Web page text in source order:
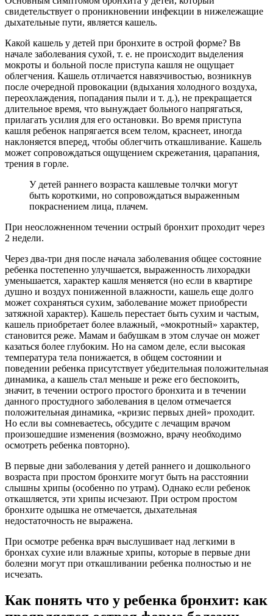
свидетельствует о проникновении инфекции в нижележащие
дыхательные пути, является кашель.
Какой кашель у детей при бронхите в острой форме? Вв
начале заболевания сухой, т. е. не происходит выделения
мокроты и больной после приступа кашля не ощущает
облегчения. Кашель отличается навязчивостью, возникнув
после очередной провокации (вдыхания холодного воздуха,
переохлаждения, попадания пыли и т. д.), не прекращается
длительное время, что вынуждает больного напрягаться,
прилагать усилия для его остановки. Во время приступа
кашля ребенок напрягается всем телом, краснеет, иногда
наклоняется вперед, чтобы облегчить откашливание. Кашель
может сопровождаться ощущением скрежетания, царапания,
трения в горле.
У детей раннего возраста кашлевые толчки могут
быть короткими, но сопровождаться выраженным
покраснением лица, плачем.
При неосложненном течении острый бронхит проходит через
2 недели.
Через два-три дня после начала заболевания общее состояние
ребенка постепенно улучшается, выраженность лихорадки
уменьшается, характер кашля меняется (но если в квартире
душно и воздух пониженной влажности, кашель еще долго
может сохраняться сухим, заболевание может приобрести
затяжной характер). Кашель перестает быть сухим и частым,
кашель приобретает более влажный, «мокротный» характер,
становится реже. Мамам и бабушкам в этом случае он может
казаться более глубоким. Но на самом деле, если высокая
температура тела понижается, в общем состоянии и
поведении ребенка присутствует убедительная положительная
динамика, а кашель стал меньше и реже его беспокоить,
значит, в течении острого простого бронхита и в течении
данного простудного заболевания в целом отмечается
положительная динамика, «кризис первых дней» проходит.
Но если вы сомневаетесь, обсудите с лечащим врачом
произошедшие изменения (возможно, врачу необходимо
осмотреть ребенка повторно).
В первые дни заболевания у детей раннего и дошкольного
возраста при простом бронхите могут быть на расстоянии
слышны хрипы (особенно по утрам). Однако если ребенок
откашляется, эти хрипы исчезают. При остром простом
бронхите одышка не отмечается, дыхательная
недостаточность не выражена.
При осмотре ребенка врач выслушивает над легкими в
бронхах сухие или влажные хрипы, которые в первые дни
болезни могут при откашливании ребенка полностью и не
исчезать.
Как понять что у ребенка бронхит: как